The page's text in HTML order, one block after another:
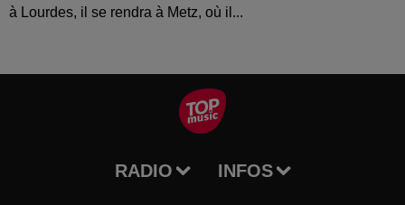
à Lourdes, il se rendra à Metz, où il...
RADIO INFOS